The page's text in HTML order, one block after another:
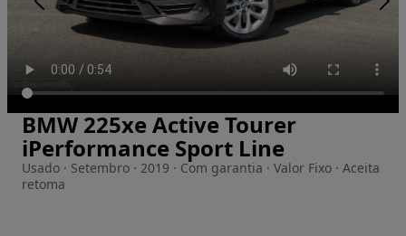
Imagem 1 de 53
BMW 225xe Active Tourer
iPerformance Sport Line
Usado · Setembro · 2019 · Com garantia · Valor Fixo · Aceita
retoma